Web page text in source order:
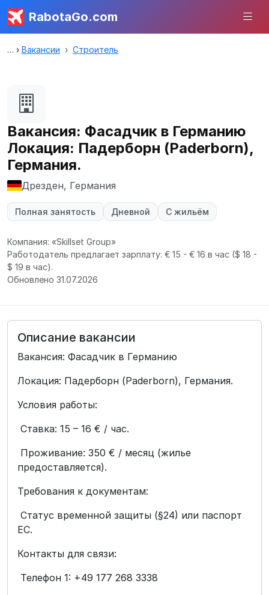
RabotaGo.com
Вакансии Строитель
Вакансия: Фасадчик в Германию
Локация: Падерборн (Paderborn),
Германия.
Дрезден, Германия
Полная занятость Дневной С жильём
Компания: «Skillset Group»
Работодатель предлагает зарплату: € 15 - € 16 в час ($ 18 -
$ 19 в час).
Обновлено 31.07.2026
Описание вакансии
Вакансия: Фасадчик в Германию
Локация: Падерборн (Paderborn), Германия.
Условия работы:
Ставка: 15 – 16 € / час.
Проживание: 350 € / месяц (жилье
предоставляется).
Требования к документам:
Статус временной защиты (§24) или паспорт
ЕС.
Контакты для связи:
Телефон 1: +49 177 268 3338